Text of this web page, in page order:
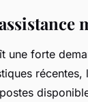
une forte